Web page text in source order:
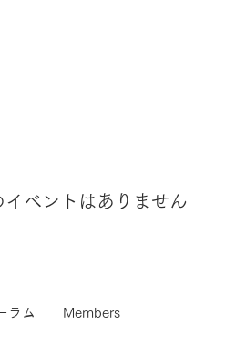
ラム Members
イベントはありません